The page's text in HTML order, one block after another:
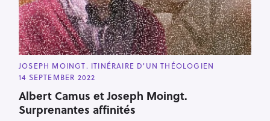
C
A
T
G
O
R
JOSEPH MOINGT. ITINÉRAIRE D'UN THÉOLOGIEN
14 SEPTEMBER 2022
Albert Camus et Joseph Moingt.
Surprenantes affinités